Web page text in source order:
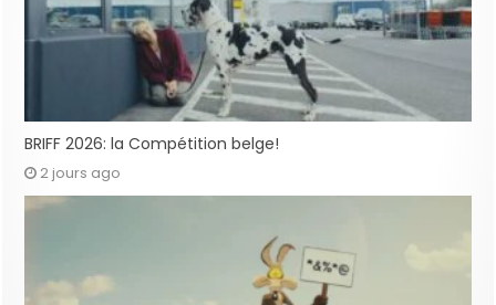
BRIFF 2026: la Compétition belge!
2 jours ago